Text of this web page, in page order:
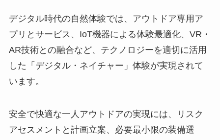
デジタル時代の自然体験では、アウトドア専用ア
プリとサービス、IoT機器による体験最適化、VR・
AR技術との融合など、テクノロジーを適切に活用
した「デジタル・ネイチャー」体験が実現されて
います。
安全で快適な一人アウトドアの実現には、リスク
アセスメントと計画立案、必要最小限の装備選